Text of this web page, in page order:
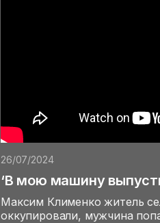
26/07/2024
‘В мою машину
Максим Клименко житель
оккупировали, мужчина